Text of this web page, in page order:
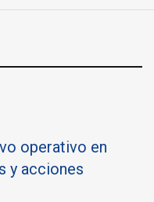
operativo en
y acciones